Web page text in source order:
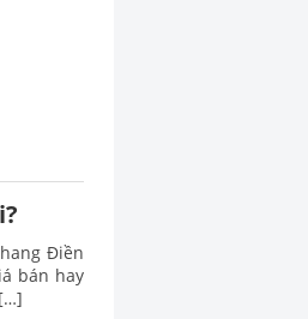
Điền
bán hay